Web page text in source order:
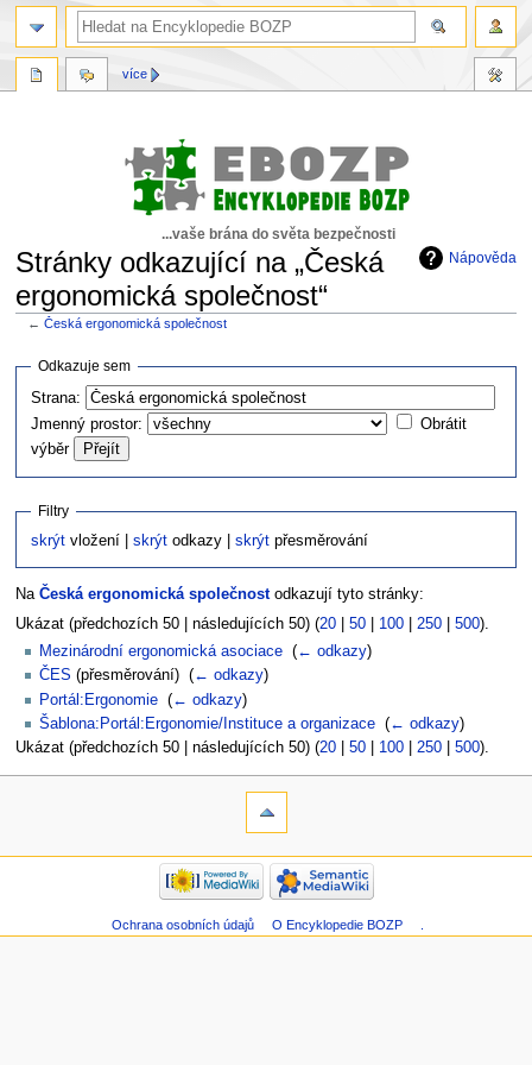
...vaše brána do světa bezpečnosti
Nápověda
Stránky odkazující na „Česká
ergonomická společnost“
←Česká ergonomická společnost
Skočit
navigaci
Skočit
vyhledávání
Odkazuje sem
Strana:
Jmenný prostor:
Obrátit
výběr
Filtry
skrýt vložení |skrýt odkazy |skrýt přesměrování
Na Česká ergonomická společnostodkazují tyto stránky:
Ukázat (předchozích 50 | následujících 50) (20| 50| 100| 250| 500).
Mezinárodní ergonomická asociace (← odkazy)
ČES (přesměrování) ‎ (← odkazy)
Portál:Ergonomie (← odkazy)
Šablona:Portál:Ergonomie/Instituce a organizace (← odkazy)
Ukázat (předchozích 50 | následujících 50) (20| 50| 100| 250| 500).
více
Ochrana osobních údajů O Encyklopedie BOZP